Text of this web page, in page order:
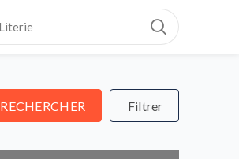
RECHERCHER RECHERCHER